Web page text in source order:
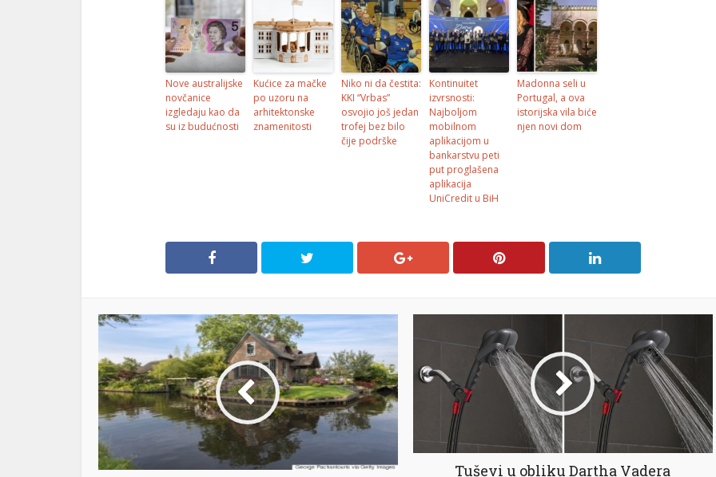
Nove australijske
novčanice
izgledaju kao da
su iz budućnosti
Kućice za mačke
po uzoru na
arhitektonske
znamenitosti
Niko ni da čestita:
KKI “Vrbas”
osvojio još jedan
trofej bez bilo
čije podrške
Kontinuitet
izvrsnosti:
Najboljom
mobilnom
aplikacijom u
bankarstvu peti
put proglašena
aplikacija
UniCredit u BiH
Madonna seli u
Portugal, a ova
istorijska vila biće
njen novi dom
Tuševi u obliku Dartha Vadera